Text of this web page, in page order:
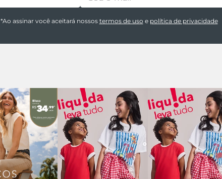
*Ao assinar você aceitará nossos termos de uso e política de privacidade